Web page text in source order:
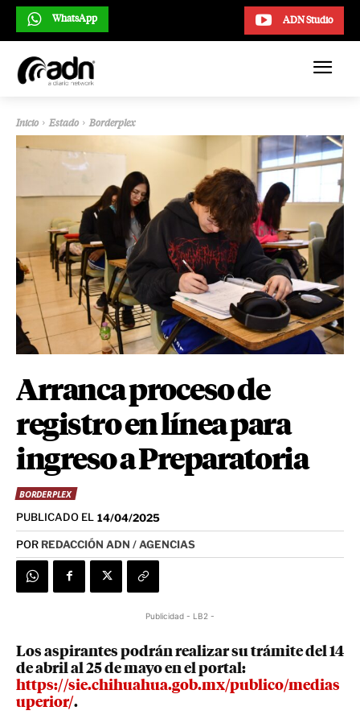
ADN Studio
WhatsApp
Inicio Estado Borderplex
Arranca proceso de
registro en línea para
ingreso a Preparatoria
BORDERPLEX
PUBLICADO EL 14/04/2025
POR REDACCIÓN ADN / AGENCIAS
Publicidad - LB2 -
Los aspirantes podrán realizar su trámite del 14
de abril al 25 de mayo en el portal:
https://sie.chihuahua.gob.mx/publico/medias
uperior/.